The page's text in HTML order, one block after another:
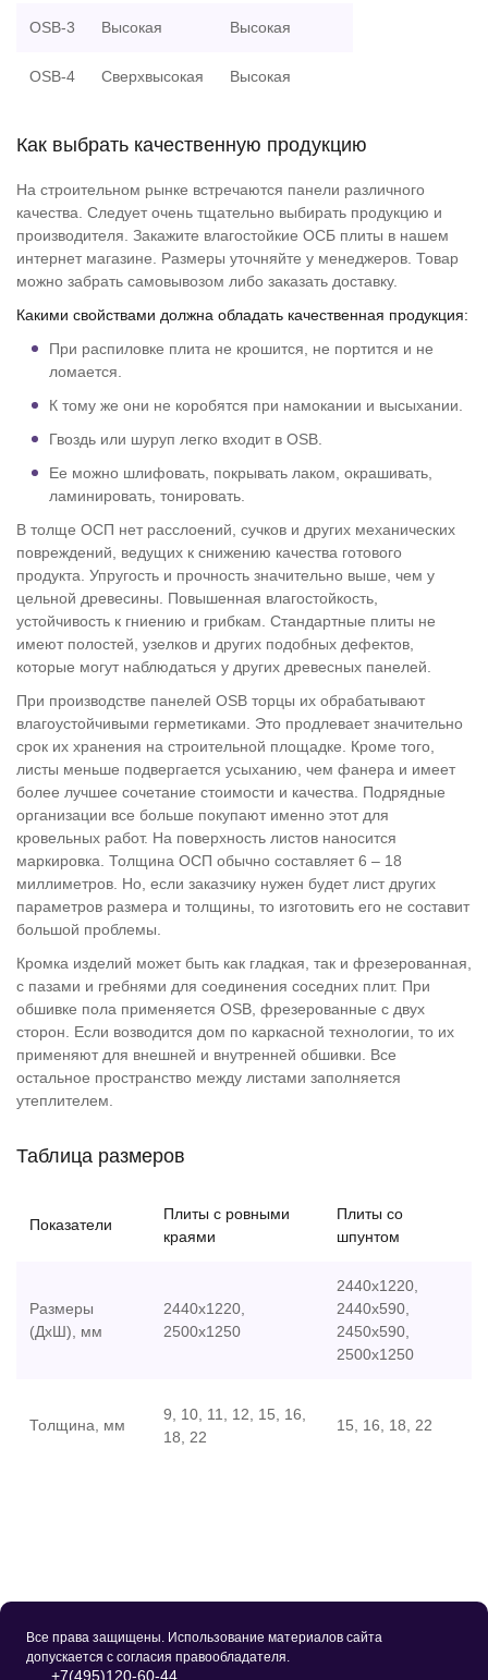
OSB-3 Высокая Высокая
OSB-4 Сверхвысокая Высокая
Как выбрать качественную продукцию
На строительном рынке встречаются панели различного
качества. Следует очень тщательно выбирать продукцию и
производителя. Закажите влагостойкие ОСБ плиты в нашем
интернет магазине. Размеры уточняйте у менеджеров. Товар
можно забрать самовывозом либо заказать доставку.
Какими свойствами должна обладать качественная продукция:
При распиловке плита не крошится, не портится и не
ломается.
К тому же они не коробятся при намокании и высыхании.
Гвоздь или шуруп легко входит в OSB.
Ее можно шлифовать, покрывать лаком, окрашивать,
ламинировать, тонировать.
В толще ОСП нет расслоений, сучков и других механических
повреждений, ведущих к снижению качества готового
продукта. Упругость и прочность значительно выше, чем у
цельной древесины. Повышенная влагостойкость,
устойчивость к гниению и грибкам. Стандартные плиты не
имеют полостей, узелков и других подобных дефектов,
которые могут наблюдаться у других древесных панелей.
При производстве панелей OSB торцы их обрабатывают
влагоустойчивыми герметиками. Это продлевает значительно
срок их хранения на строительной площадке. Кроме того,
листы меньше подвергается усыханию, чем фанера и имеет
более лучшее сочетание стоимости и качества. Подрядные
организации все больше покупают именно этот для
кровельных работ. На поверхность листов наносится
маркировка. Толщина ОСП обычно составляет 6 – 18
миллиметров. Но, если заказчику нужен будет лист других
параметров размера и толщины, то изготовить его не составит
большой проблемы.
Кромка изделий может быть как гладкая, так и фрезерованная,
с пазами и гребнями для соединения соседних плит. При
обшивке пола применяется OSB, фрезерованные с двух
сторон. Если возводится дом по каркасной технологии, то их
применяют для внешней и внутренней обшивки. Все
остальное пространство между листами заполняется
утеплителем.
Таблица размеров
Показатели
Плиты с ровными
краями
Плиты со
шпунтом
Размеры
(ДхШ), мм
2440х1220,
2500х1250
2440х1220,
2440х590,
2450х590,
2500х1250
Толщина, мм
9, 10, 11, 12, 15, 16,
18, 22
15, 16, 18, 22
Все права защищены. Использование материалов сайта
допускается с согласия правообладателя.
+7(495)120-60-44